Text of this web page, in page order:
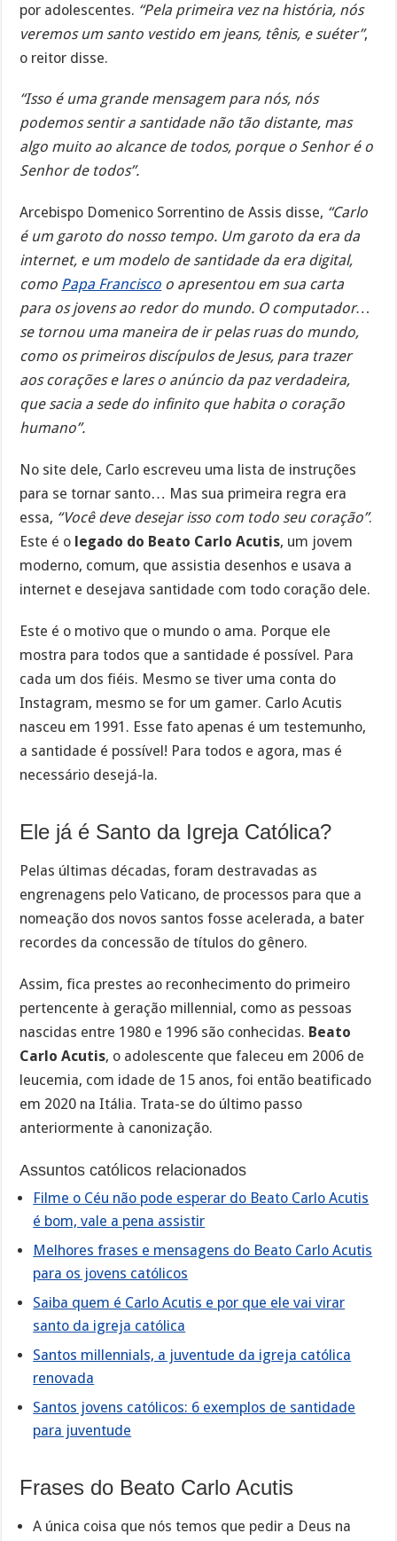
por adolescentes. “Pela primeira vez na história, nós
veremos um santo vestido em jeans, tênis, e suéter”,
o reitor disse.
“Isso é uma grande mensagem para nós, nós
podemos sentir a santidade não tão distante, mas
algo muito ao alcance de todos, porque o Senhor é o
Senhor de todos”.
Arcebispo Domenico Sorrentino de Assis disse, “Carlo
é um garoto do nosso tempo. Um garoto da era da
internet, e um modelo de santidade da era digital,
como Papa Francisco o apresentou em sua carta
para os jovens ao redor do mundo. O computador…
se tornou uma maneira de ir pelas ruas do mundo,
como os primeiros discípulos de Jesus, para trazer
aos corações e lares o anúncio da paz verdadeira,
que sacia a sede do infinito que habita o coração
humano”.
No site dele, Carlo escreveu uma lista de instruções
para se tornar santo… Mas sua primeira regra era
essa, “Você deve desejar isso com todo seu coração”.
Este é o legado do Beato Carlo Acutis, um jovem
moderno, comum, que assistia desenhos e usava a
internet e desejava santidade com todo coração dele.
Este é o motivo que o mundo o ama. Porque ele
mostra para todos que a santidade é possível. Para
cada um dos fiéis. Mesmo se tiver uma conta do
Instagram, mesmo se for um gamer. Carlo Acutis
nasceu em 1991. Esse fato apenas é um testemunho,
a santidade é possível! Para todos e agora, mas é
necessário desejá-la.
Ele já é Santo da Igreja Católica?
Pelas últimas décadas, foram destravadas as
engrenagens pelo Vaticano, de processos para que a
nomeação dos novos santos fosse acelerada, a bater
recordes da concessão de títulos do gênero.
Assim, fica prestes ao reconhecimento do primeiro
pertencente à geração millennial, como as pessoas
nascidas entre 1980 e 1996 são conhecidas. Beato
Carlo Acutis, o adolescente que faleceu em 2006 de
leucemia, com idade de 15 anos, foi então beatificado
em 2020 na Itália. Trata-se do último passo
anteriormente à canonização.
Assuntos católicos relacionados
Filme o Céu não pode esperar do Beato Carlo Acutis
é bom, vale a pena assistir
Melhores frases e mensagens do Beato Carlo Acutis
para os jovens católicos
Saiba quem é Carlo Acutis e por que ele vai virar
santo da igreja católica
Santos millennials, a juventude da igreja católica
renovada
Santos jovens católicos: 6 exemplos de santidade
para juventude
Frases do Beato Carlo Acutis
A única coisa que nós temos que pedir a Deus na